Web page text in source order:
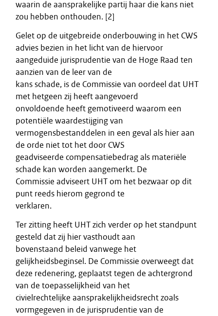
waarin de aansprakelijke partij haar die kans niet
zou hebben onthouden. [2]
Gelet op de uitgebreide onderbouwing in het CWS
advies bezien in het licht van de hiervoor
aangeduide jurisprudentie van de Hoge Raad ten
aanzien van de leer van de
kans schade, is de Commissie van oordeel dat UHT
met hetgeen zij heeft aangevoerd
onvoldoende heeft gemotiveerd waarom een
potentiële waardestijging van
vermogensbestanddelen in een geval als hier aan
de orde niet tot het door CWS
geadviseerde compensatiebedrag als materiële
schade kan worden aangemerkt. De
Commissie adviseert UHT om het bezwaar op dit
punt reeds hierom gegrond te
verklaren.
Ter zitting heeft UHT zich verder op het standpunt
gesteld dat zij hier vasthoudt aan
bovenstaand beleid vanwege het
gelijkheidsbeginsel. De Commissie overweegt dat
deze redenering, geplaatst tegen de achtergrond
van de toepasselijkheid van het
civielrechtelijke aansprakelijkheidsrecht zoals
vormgegeven in de jurisprudentie van de